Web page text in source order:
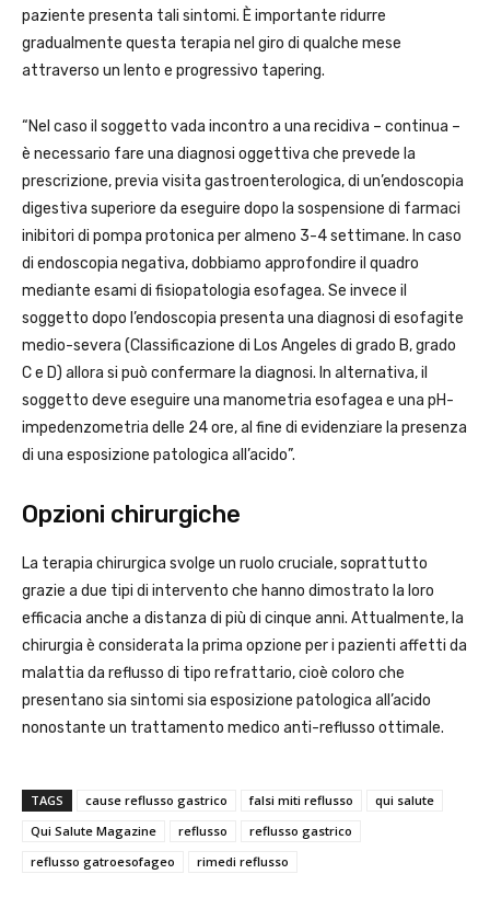
paziente presenta tali sintomi. È importante ridurre
gradualmente questa terapia nel giro di qualche mese
attraverso un lento e progressivo tapering.
“Nel caso il soggetto vada incontro a una recidiva – continua –
è necessario fare una diagnosi oggettiva che prevede la
prescrizione, previa visita gastroenterologica, di un’endoscopia
digestiva superiore da eseguire dopo la sospensione di farmaci
inibitori di pompa protonica per almeno 3-4 settimane. In caso
di endoscopia negativa, dobbiamo approfondire il quadro
mediante esami di fisiopatologia esofagea. Se invece il
soggetto dopo l’endoscopia presenta una diagnosi di esofagite
medio-severa (Classificazione di Los Angeles di grado B, grado
C e D) allora si può confermare la diagnosi. In alternativa, il
soggetto deve eseguire una manometria esofagea e una pH-
impedenzometria delle 24 ore, al fine di evidenziare la presenza
di una esposizione patologica all’acido”.
Opzioni chirurgiche
La terapia chirurgica svolge un ruolo cruciale, soprattutto
grazie a due tipi di intervento che hanno dimostrato la loro
efficacia anche a distanza di più di cinque anni. Attualmente, la
chirurgia è considerata la prima opzione per i pazienti affetti da
malattia da reflusso di tipo refrattario, cioè coloro che
presentano sia sintomi sia esposizione patologica all’acido
nonostante un trattamento medico anti-reflusso ottimale.
TAGS cause reflusso gastrico falsi miti reflusso
qui salute
Qui Salute Magazine
reflusso
reflusso gastrico
reflusso gatroesofageo
rimedi reflusso